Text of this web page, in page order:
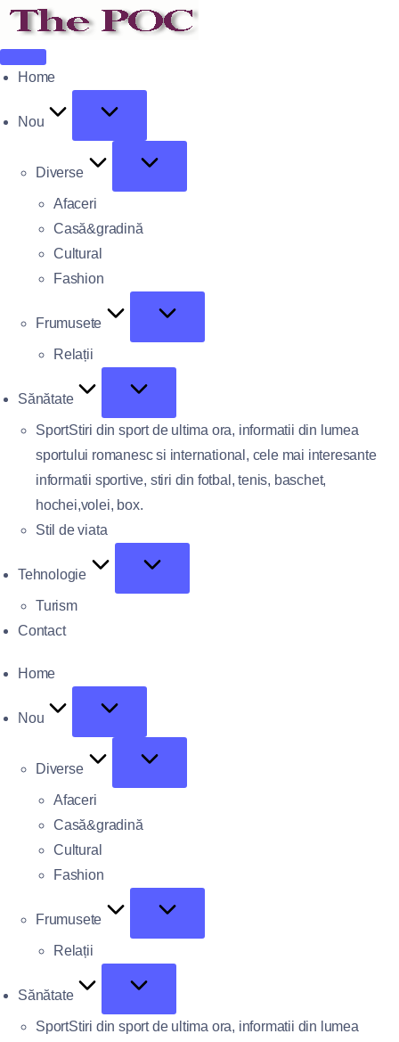
Home
Nou
Diverse
Afaceri
Casă&gradină
Cultural
Fashion
Frumusete
Relații
Sănătate
SportStiri din sport de ultima ora, informatii din lumea
sportului romanesc si international, cele mai interesante
informatii sportive, stiri din fotbal, tenis, baschet,
hochei,volei, box.
Stil de viata
Tehnologie
Turism
Contact
Home
Nou
Diverse
Afaceri
Casă&gradină
Cultural
Fashion
Frumusete
Relații
Sănătate
SportStiri din sport de ultima ora, informatii din lumea